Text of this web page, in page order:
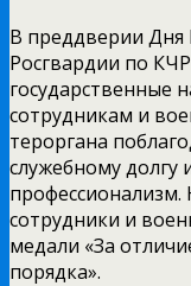
В преддверии Дня
Росгвардии по
государственные
сотрудникам и
тероргана
служебному
сотрудники и
медали «За
порядка».